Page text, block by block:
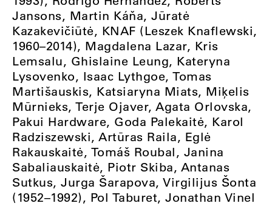
Jansons, Martin Káňa, Jūratė
Kazakevičiūtė, KNAF (Leszek Knaflewski,
1960–2014), Magdalena Lazar, Kris
Lemsalu, Ghislaine Leung, Kateryna
Lysovenko, Isaac Lythgoe, Tomas
Martišauskis, Katsiaryna Miats, Miķelis
Mūrnieks, Terje Ojaver, Agata Orlovska,
Pakui Hardware, Goda Palekaitė, Karol
Radziszewski, Artūras Raila, Eglė
Rakauskaitė, Tomáš Roubal, Janina
Sabaliauskaitė, Piotr Skiba, Antanas
Sutkus, Jurga Šarapova, Virgilijus Šonta
(1952–1992), Pol Taburet, Jonathan Vinel